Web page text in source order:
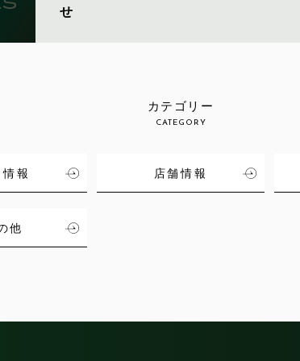
せ
カテゴリー
CATEGORY
報 店舗情報
他